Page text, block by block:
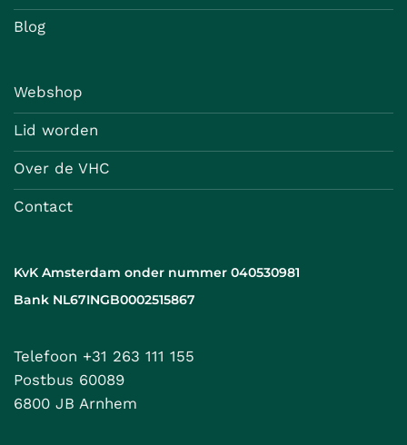
Blog
Webshop
Lid worden
Over de VHC
Contact
KvK Amsterdam onder nummer 040530981
Bank NL67INGB0002515867
Telefoon +31 263 111 155
Postbus 60089
6800 JB Arnhem